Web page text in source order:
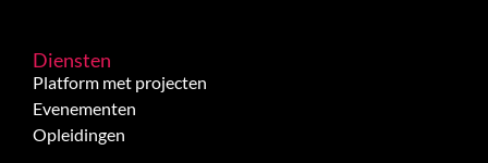
Diensten
Platform met projecten
Evenementen
Opleidingen